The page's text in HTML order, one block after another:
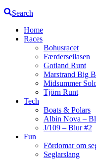
Search
Home
Races
Bohusracet
Færderseilasen
Gotland Runt
Marstrand Big
Midsummer
Tjörn Runt
Tech
Boats & Polars
Albin Nova –
J/109 – Blur #2
Fun
Fördomar om
Seglarslang